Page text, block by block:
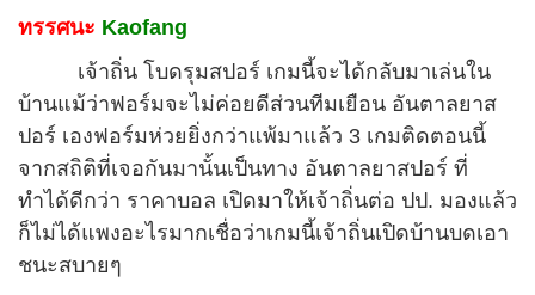
ทรรศนะ Kaofang
เจ้าถิ่น โบดรุมสปอร์ เกมนี้จะได้กลับมาเล่นใน
บ้านแม้ว่าฟอร์มจะไม่ค่อยดีส่วนทีมเยือน อันตาลยาส
ปอร์ เองฟอร์มห่วยยิ่งกว่าแพ้มาแล้ว 3 เกมติดตอนนี้
จากสถิติที่เจอกันมานั้นเป็นทาง อันตาลยาสปอร์ ที่
ทำได้ดีกว่า ราคาบอล เปิดมาให้เจ้าถิ่นต่อ ปป. มองแล้ว
ก็ไม่ได้แพงอะไรมากเชื่อว่าเกมนี้เจ้าถิ่นเปิดบ้านบดเอา
ชนะสบายๆ